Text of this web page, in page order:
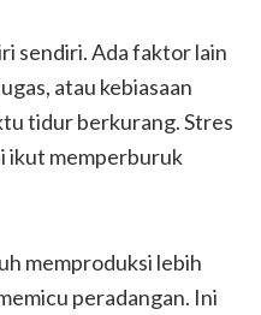
sendiri. Ada faktor lain
atau kebiasaan
tidur berkurang. Stres
ikut memperburuk
memproduksi lebih
peradangan. Ini